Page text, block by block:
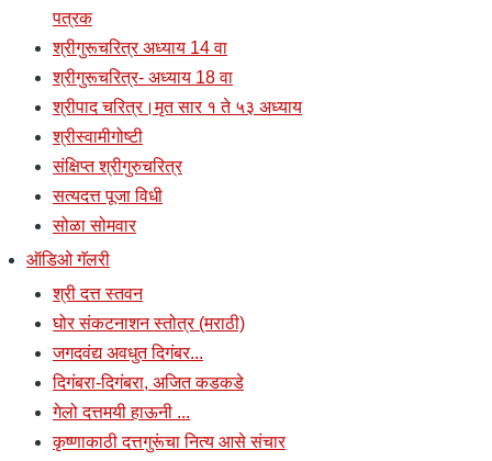
पत्रक
श्रीगुरूचरित्र अध्याय 14 वा
श्रीगुरूचरित्र- अध्याय 18 वा
श्रीपाद चरित्र।मृत सार १ ते ५३ अध्याय
श्रीस्वामीगोष्टी
संक्षिप्त श्रीगुरुचरित्र
सत्यदत्त पूजा विधी
सोळा सोमवार
ऑडिओ गॅलरी
श्री दत्त स्तवन
घोर संकटनाशन स्तोत्र (मराठी)
जगदवंद्य अवधुत दिगंबर...
दिगंबरा-दिगंबरा, अजित कडकडे
गेलो दत्तमयी हाऊनी ...
कृष्णाकाठी दत्तगुरूंचा नित्य आसे संचार